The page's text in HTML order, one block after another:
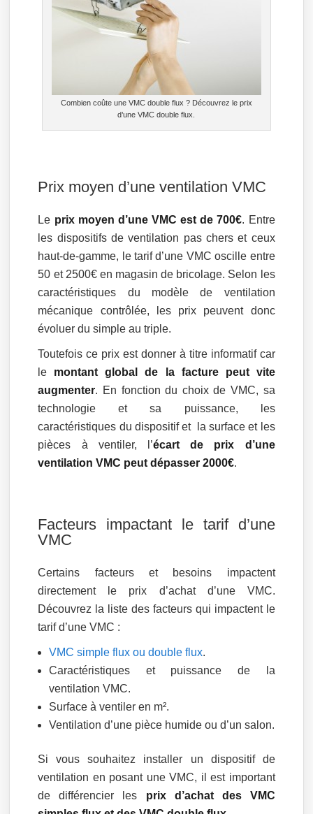
Combien coûte une VMC double flux ? Découvrez le prix
d’une VMC double flux.
Prix moyen d’une ventilation VMC
Le prix moyen d’une VMC est de 700€. Entre
les dispositifs de ventilation pas chers et ceux
haut-de-gamme, le tarif d’une VMC oscille entre
50 et 2500€ en magasin de bricolage. Selon les
caractéristiques du modèle de ventilation
mécanique contrôlée, les prix peuvent donc
évoluer du simple au triple.
Toutefois ce prix est donner à titre informatif car
le montant global de la facture peut vite
augmenter. En fonction du choix de VMC, sa
technologie et sa puissance, les
caractéristiques du dispositif et la surface et les
pièces à ventiler, l’écart de prix d’une
ventilation VMC peut dépasser 2000€.
Facteurs impactant le tarif d’une
VMC
Certains facteurs et besoins impactent
directement le prix d’achat d’une VMC.
Découvrez la liste des facteurs qui impactent le
tarif d’une VMC :
VMC simple flux ou double flux.
Caractéristiques et puissance de la
ventilation VMC.
Surface à ventiler en m².
Ventilation d’une pièce humide ou d’un salon.
Si vous souhaitez installer un dispositif de
ventilation en posant une VMC, il est important
de différencier les prix d’achat des VMC